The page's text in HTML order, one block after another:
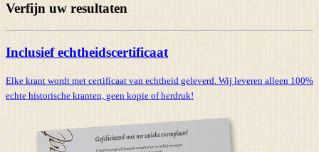
Verfijn uw resultaten
Inclusief echtheidscertificaat
Elke krant wordt met certificaat van echtheid geleverd. Wij leveren alleen 100%
echte historische kranten, geen kopie of herdruk!